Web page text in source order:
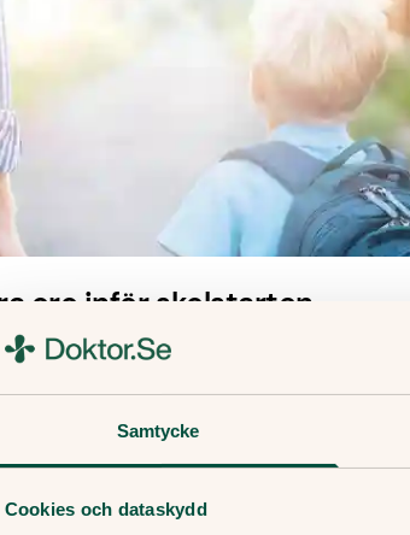
Samtycke
Cookies och dataskydd
oro inför skolstarten
och övergången till vardagen kan
föräldrar. En del barn känner både
skola eller förskola igen. Genom
kan du som förälder göra